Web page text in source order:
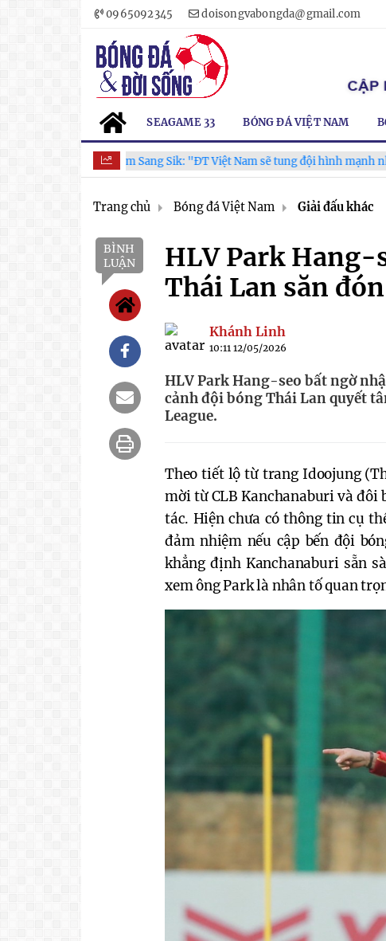
0965092345 doisongvabongda@gmail.com
SEAGAME 33 BÓNG ĐÁ VIỆT NAM
HLV Kim Sang Sik: "ĐT Việt Nam sẽ tung đội hình mạnh nhất trước
Trang chủ Bóng đá Việt Nam Giải đấu khác
BÌNH
LUẬN
HLV Park Hang-
Thái Lan săn đón
Khánh Linh
10:11 12/05/2026
HLV Park Hang-seo bất ngờ
cảnh đội bóng Thái Lan quyết
League.
Theo tiết lộ từ trang Idoojung
mời từ CLB Kanchanaburi và đôi
tác. Hiện chưa có thông tin cụ
đảm nhiệm nếu cập bến đội
khẳng định Kanchanaburi sẵn
xem ông Park là nhân tố quan